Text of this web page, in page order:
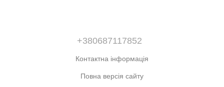
+380687117852
Контактна інформація
Повна версія сайту